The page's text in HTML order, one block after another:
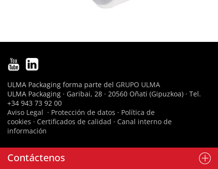
Contáctenos
ULMA Packaging forma parte del GRUPO ULMA
ULMA Packaging · Garibai, 28 · 20560 Oñati (Gipuzkoa) · Tel.
+34 943 73 92 00
Aviso Legal · Protección de datos · Política de
cookies · Certificados de calidad · Canal interno de
información